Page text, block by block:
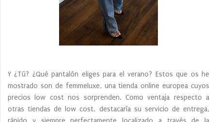
Y ¿Tú? ¿Qué pantalón eliges para el verano? Estos que os he
mostrado son de femmeluxe, una tienda online europea cuyos
precios low cost nos sorprenden. Como ventaja respecto a
otras tiendas de low cost, destacaría su servicio de entrega,